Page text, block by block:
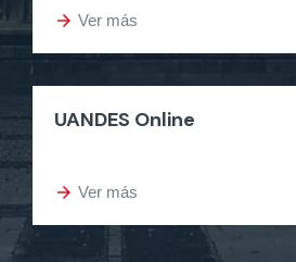
arrow_forward Ver más
UANDES Online
arrow_forward Ver más